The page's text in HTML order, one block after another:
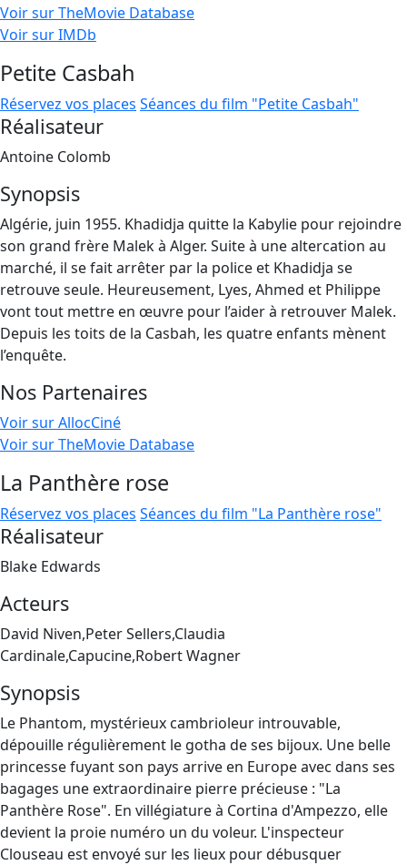
Voir sur TheMovie Database
Voir sur IMDb
Petite Casbah
Réservez vos places Séances du film "Petite Casbah"
Réalisateur
Antoine Colomb
Synopsis
Algérie, juin 1955. Khadidja quitte la Kabylie pour rejoindre
son grand frère Malek à Alger. Suite à une altercation au
marché, il se fait arrêter par la police et Khadidja se
retrouve seule. Heureusement, Lyes, Ahmed et Philippe
vont tout mettre en œuvre pour l’aider à retrouver Malek.
Depuis les toits de la Casbah, les quatre enfants mènent
l’enquête.
Nos Partenaires
Voir sur AllocCiné
Voir sur TheMovie Database
La Panthère rose
Réservez vos places Séances du film "La Panthère rose"
Réalisateur
Blake Edwards
Acteurs
David Niven,Peter Sellers,Claudia
Cardinale,Capucine,Robert Wagner
Synopsis
Le Phantom, mystérieux cambrioleur introuvable,
dépouille régulièrement le gotha de ses bijoux. Une belle
princesse fuyant son pays arrive en Europe avec dans ses
bagages une extraordinaire pierre précieuse : "La
Panthère Rose". En villégiature à Cortina d'Ampezzo, elle
devient la proie numéro un du voleur. L'inspecteur
Clouseau est envoyé sur les lieux pour débusquer